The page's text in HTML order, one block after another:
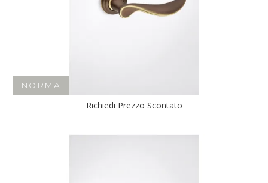
NORMA
Richiedi Prezzo Scontato